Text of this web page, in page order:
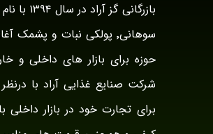
سوهانی٬ پولکی نبات و
حوزه برای بازار های داخلی و
شرکت صنایع غذایی آراد با
برای تجارت خود در بازار داخلی